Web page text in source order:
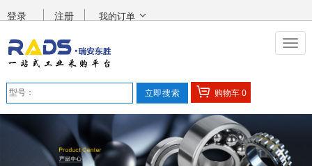
登录 注册 我的订单
购物车0